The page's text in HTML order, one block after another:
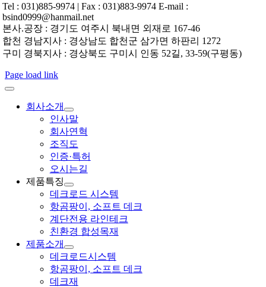
Tel : 031)885-9974 | Fax : 031)883-9974 E-mail :
bsind0999@hanmail.net
본사.공장 : 경기도 여주시 북내면 외재로 167-46
합천 경남지사 : 경상남도 합천군 삼가면 하판리 1272
구미 경북지사 : 경상북도 구미시 인동 52길, 33-59(구평동)
Page load link
회사소개
인사말
회사연혁
조직도
인증·특허
오시는길
제품특징
데크로드 시스템
항곰팡이, 소프트 데크
계단전용 라인테크
친환경 합성목재
제품소개
데크로드시스템
항곰팡이, 소프트 데크
데크재